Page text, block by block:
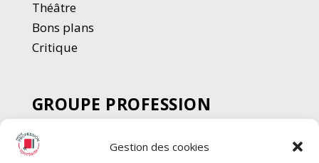
Gestion des cookies
Théâtre
Bons plans
Critique
GROUPE PROFESSION
SPECTACLE
Chèque Intermittents